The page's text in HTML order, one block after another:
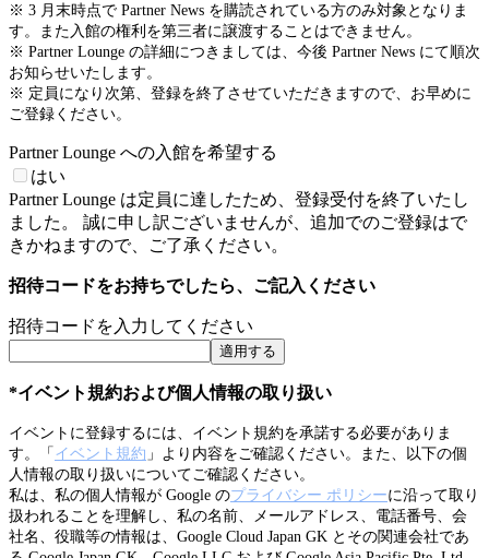
※ 3 月末時点で Partner News を購読されている方のみ対象となりま
す。また入館の権利を第三者に譲渡することはできません。
※ Partner Lounge の詳細につきましては、今後 Partner News にて順次
お知らせいたします。
※ 定員になり次第、登録を終了させていただきますので、お早めに
ご登録ください。
Partner Lounge への入館を希望する
はい
Partner Lounge は定員に達したため、登録受付を終了いたし
ました。 誠に申し訳ございませんが、追加でのご登録はで
きかねますので、ご了承ください。
招待コードをお持ちでしたら、ご記入ください
招待コードを入力してください
適用する
*イベント規約および個人情報の取り扱い
イベントに登録するには、イベント規約を承諾する必要がありま
す。「 イベント規約 」より内容をご確認ください。また、以下の個
人情報の取り扱いについてご確認ください。
私は、私の個人情報が Google のプライバシー ポリシーに沿って取り
扱われることを理解し、私の名前、メールアドレス、電話番号、会
社名、役職等の情報は、Google Cloud Japan GK とその関連会社であ